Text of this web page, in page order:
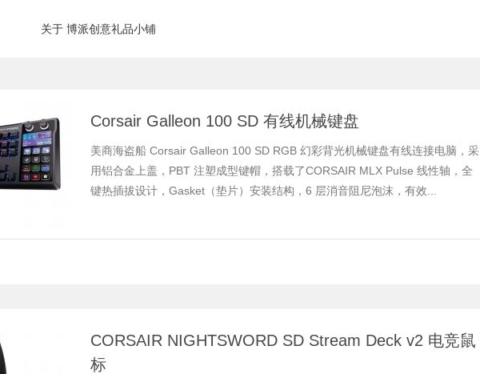
关于 博派创意礼品小铺
Corsair Galleon 100 SD 有线机械键盘
美商海盗船 Corsair Galleon 100 SD RGB 幻彩背光机械键盘有线连接电脑，采
用铝合金上盖，PBT 注塑成型键帽，搭载了CORSAIR MLX Pulse 线性轴，全
键热插拔设计，Gasket（垫片）安装结构，6 层消音阻尼泡沫，有效...
CORSAIR NIGHTSWORD SD Stream Deck v2 电竞鼠
标